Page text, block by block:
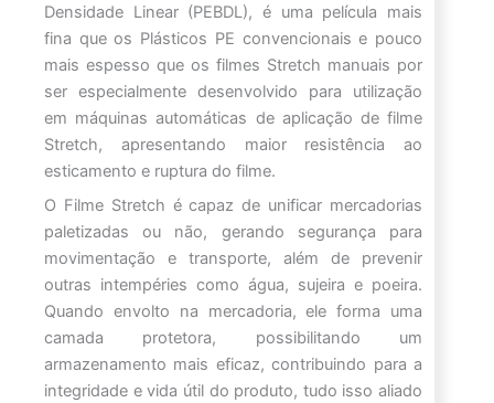
Densidade Linear (PEBDL), é uma película mais
fina que os Plásticos PE convencionais e pouco
mais espesso que os filmes Stretch manuais por
ser especialmente desenvolvido para utilização
em máquinas automáticas de aplicação de filme
Stretch, apresentando maior resistência ao
esticamento e ruptura do filme.
O Filme Stretch é capaz de unificar mercadorias
paletizadas ou não, gerando segurança para
movimentação e transporte, além de prevenir
outras intempéries como água, sujeira e poeira.
Quando envolto na mercadoria, ele forma uma
camada protetora, possibilitando um
armazenamento mais eficaz, contribuindo para a
integridade e vida útil do produto, tudo isso aliado